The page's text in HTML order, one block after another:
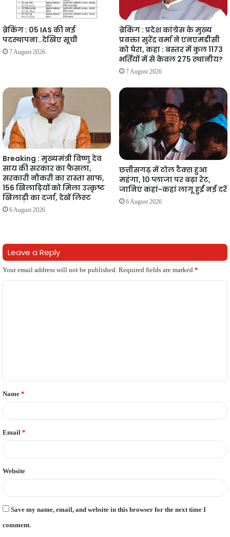
ब्रेकिंग : 05 IAS की नई
पदस्थापना..देखिए सूची
7 August 2026
ब्रेकिंग : प्रदेश कांग्रेस के मुख्य
प्रवक्ता सुरेंद्र वर्मा ने एनएमडीसी
को घेरा, कहा : बस्तर में कुल 1173
भर्तियों में से केवल 275 स्थानीय?
7 August 2026
Breaking : मुख्यमंत्री विष्णु देव
साय की सरकार का फैसला,
सरकारी नौकरी का रास्ता साफ,
156 खिलाड़ियों को मिला उत्कृष्ट
खिलाड़ी का दर्जा, देखें लिस्‍ट
6 August 2026
छत्तीसगढ़ में टोल टैक्स हुआ
महंगा, 10 प्लाजा पर बढ़ा रेट,
जानिए कहां-कहां लागू हुईं नई दरें
6 August 2026
Leave a Reply
Your email address will not be published. Required fields are marked *
t
*
Name *
Email *
Website
Save my name, email, and website in this browser for the next time I
comment.